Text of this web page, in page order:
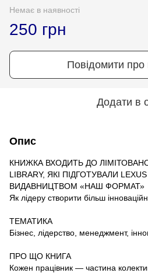
Немає в наявності
250 грн
Повідомити про
Додати в
Опис
КНИЖКА ВХОДИТЬ ДО
LIBRARY, ЯКІ ПІДГОТУВАЛИ
ВИДАВНИЦТВОМ «НАШ ФОРМАТ»
Як лідеру створити більш
ТЕМАТИКА
Бізнес, лідерство, менеджмент,
ПРО ЩО КНИГА
Кожен працівник — частина